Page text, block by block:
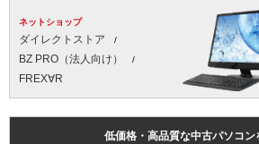
ネットショップ
ダイレクトストア
BZ PRO（法人向け）
FREX∀R
低価格・高品質な中古パソコン